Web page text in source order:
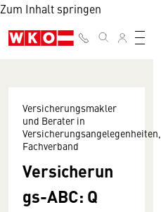
Zum Inhalt springen
Versicherungsmakler
und Berater in
Versicherungsangelegenheiten,
Fachverband
Versicherun
gs-ABC: Q